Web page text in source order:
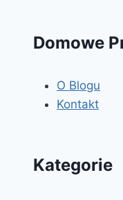
Domowe
O Blogu
Kontakt
Kategorie